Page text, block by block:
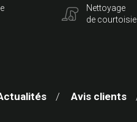
Nettoyage
de courtoisie
Avis clients